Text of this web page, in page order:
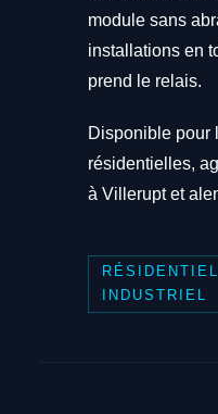
module sans
installations en
prend le relais.
Disponible pour
résidentielles,
à Villerupt et
INDUSTRIEL